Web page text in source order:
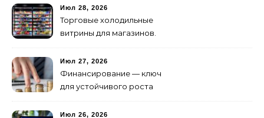
оборудование
предусмотреть заранее
Июл 28, 2026
Торговые холодильные
витрины для магазинов.
Июл 27, 2026
Финансирование — ключ
для устойчивого роста
Июл 26, 2026